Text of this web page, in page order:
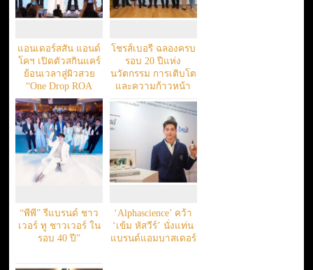
แอนเดอร์สสัน แอนด์
โคฯ เปิดตัวสกินแคร์
ย้อนเวลาสู่ผิวสวย
“One Drop ROA
โชรส์เบอรี ฉลองครบ
รอบ 20 ปีแห่ง
นวัตกรรม การเติบโต
และความก้าวหน้า
“พีพี” รีแบรนด์ ชาว
เวอร์ ทู ชาวเวอร์ ใน
รอบ 40 ปี”
‘Alphascience’ คว้า
‘เข้ม หัสวีร์’ นั่งแท่น
แบรนด์แอมบาสเดอร์